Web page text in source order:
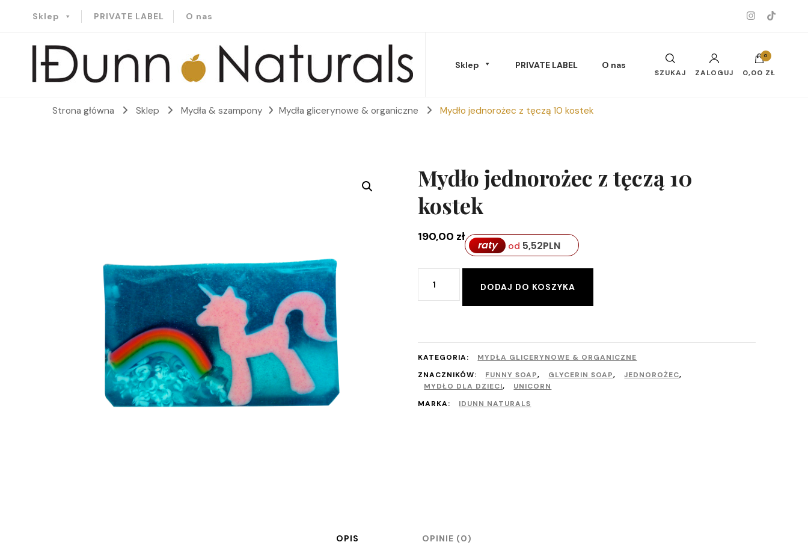
Sklep PRIVATE LABEL O nas
Idunn-Naturals Sklep
Oleje & peelingi
Perfumy
PRIVATE LABEL O nas
SZUKAJ ZALOGUJ
0
0,00 ZŁ
Strona główna Sklep Mydła & szampony Mydła glicerynowe & organiczne Mydło jednorożec z tęczą 10 kostek
Mydło jednorożec z tęczą 10
kostek
190,00 zł
raty od 5,52PLN
Mydło
tęczą
10
DODAJ DO KOSZYKA
KATEGORIA:
MYDŁA GLICERYNOWE & ORGANICZNE
ZNACZNIKÓW:
FUNNY SOAP, GLYCERIN SOAP, JEDNOROŻEC,
MYDŁO DLA DZIECI,
UNICORN
MARKA:
IDUNN NATURALS
OPIS OPINIE (0)